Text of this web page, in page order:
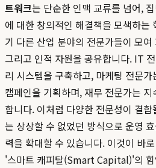
트워크는 단순한 인맥 교류를 넘어,
에 대한 창의적인 해결책을 모색하는
기 다른 산업 분야의 전문가들이 모
그리고 인적 자원을 공유합니다. IT
리 시스템을 구축하고, 마케팅 전문
캠페인을 기획하며, 재무 전문가는
합니다. 이처럼 다양한 전문성이 결
는 상상할 수 없었던 방식으로 운영
력을 확대할 수 있습니다. 이것이 바
'스마트 캐피탈(Smart Capital)'의